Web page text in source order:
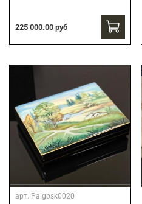
225 000.00 руб
арт. Palgbsk0020